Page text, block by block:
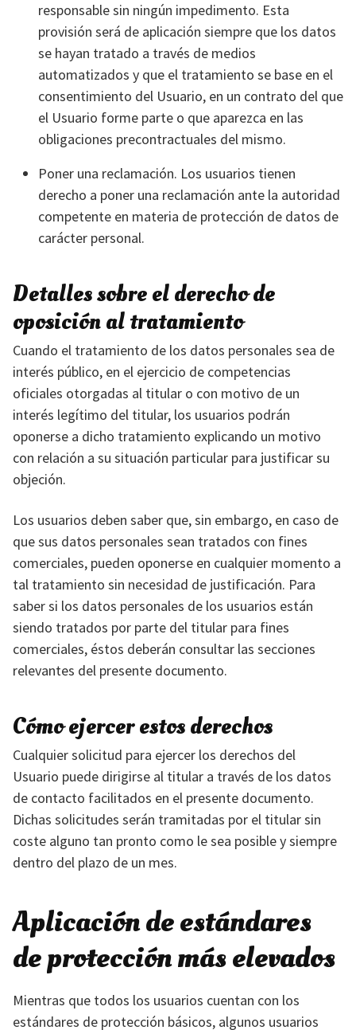
responsable sin ningún impedimento. Esta
provisión será de aplicación siempre que los datos
se hayan tratado a través de medios
automatizados y que el tratamiento se base en el
consentimiento del Usuario, en un contrato del que
el Usuario forme parte o que aparezca en las
obligaciones precontractuales del mismo.
Poner una reclamación. Los usuarios tienen
derecho a poner una reclamación ante la autoridad
competente en materia de protección de datos de
carácter personal.
Detalles sobre el derecho de
oposición al tratamiento
Cuando el tratamiento de los datos personales sea de
interés público, en el ejercicio de competencias
oficiales otorgadas al titular o con motivo de un
interés legítimo del titular, los usuarios podrán
oponerse a dicho tratamiento explicando un motivo
con relación a su situación particular para justificar su
objeción.
Los usuarios deben saber que, sin embargo, en caso de
que sus datos personales sean tratados con fines
comerciales, pueden oponerse en cualquier momento a
tal tratamiento sin necesidad de justificación. Para
saber si los datos personales de los usuarios están
siendo tratados por parte del titular para fines
comerciales, éstos deberán consultar las secciones
relevantes del presente documento.
Cómo ejercer estos derechos
Cualquier solicitud para ejercer los derechos del
Usuario puede dirigirse al titular a través de los datos
de contacto facilitados en el presente documento.
Dichas solicitudes serán tramitadas por el titular sin
coste alguno tan pronto como le sea posible y siempre
dentro del plazo de un mes.
Aplicación de estándares
de protección más elevados
Mientras que todos los usuarios cuentan con los
estándares de protección básicos, algunos usuarios